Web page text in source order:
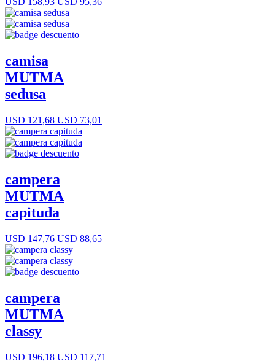
camisa
MUTMA
sedusa
USD 121,68 USD 73,01
campera
MUTMA
capituda
USD 147,76 USD 88,65
campera
MUTMA
classy
USD 196,18 USD 117,71